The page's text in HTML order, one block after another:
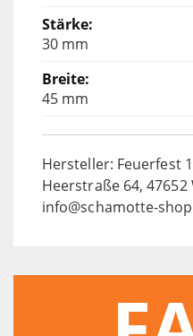
30 mm
45 mm
Hersteller: Feuerfest
Heerstraße 64,
info@schamotte-